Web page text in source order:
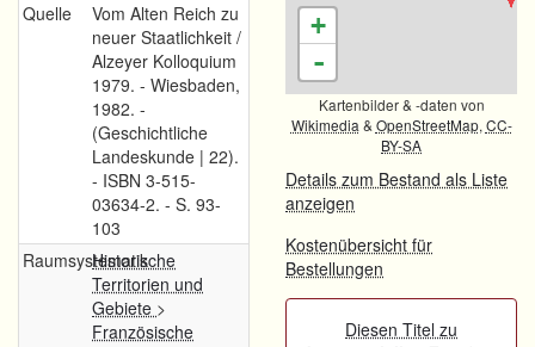
Quelle
Vom Alten Reich zu
neuer Staatlichkeit /
Alzeyer Kolloquium
1979. - Wiesbaden,
1982. -
(Geschichtliche
Landeskunde | 22).
- ISBN 3-515-
03634-2. - S. 93-
103
Raumsystematik
Historische
Territorien und
Gebiete >
Französische
+
-
Kartenbilder & -daten von
Wikimedia & OpenStreetMap, CC-
BY-SA
Details zum Bestand als Liste
anzeigen
Kostenübersicht für
Bestellungen
Diesen Titel zu